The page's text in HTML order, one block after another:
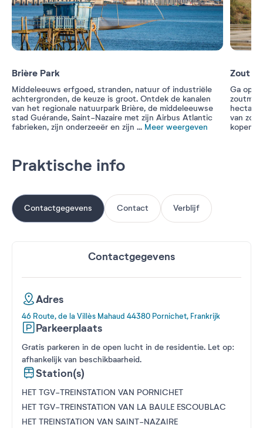
Brière Park
Middeleeuws erfgoed, stranden, natuur of industriële
achtergronden, de keuze is groot. Ontdek de kanalen
van het regionale natuurpark Brière, de middeleeuwse
stad Guérande, Saint-Nazaire met zijn Airbus Atlantic
fabrieken, zijn onderzeeër en zijn ... Meer weergeven
Zout
Ga op
hectare
van
kopen.
Praktische info
Contactgegevens Contact Verblijf
Contactgegevens
Adres
46 Route, de la Villès Mahaud 44380 Pornichet, Frankrijk
Parkeerplaats
Gratis parkeren in de open lucht in de residentie. Let op:
afhankelijk van beschikbaarheid.
Station(s)
HET TGV-TREINSTATION VAN PORNICHET
HET TGV-TREINSTATION VAN LA BAULE ESCOUBLAC
HET TREINSTATION VAN SAINT-NAZAIRE